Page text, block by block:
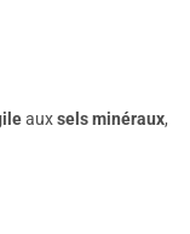
auxsels minéraux,